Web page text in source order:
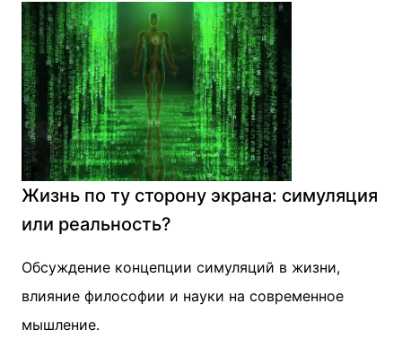
Жизнь по ту сторону экрана: симуляция
или реальность?
Обсуждение концепции симуляций в жизни,
влияние философии и науки на современное
мышление.